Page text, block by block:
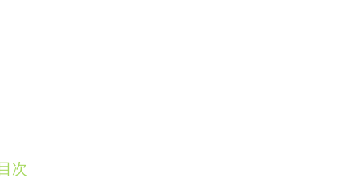
次